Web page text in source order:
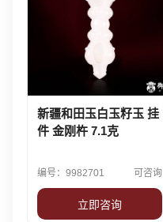
新疆和田玉白玉籽玉 挂
件 金刚杵 7.1克
编号：9982701 可咨询
立即咨询